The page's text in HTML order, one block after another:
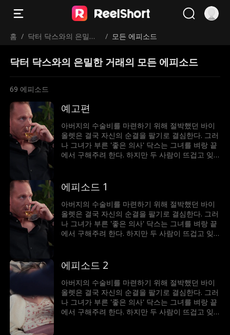
홈 / 닥터 닥스와의 은밀한
/ 모든 에피소드
닥터 닥스와의 은밀한 거래의 모든 에피소드
69 에피소드
예고편
아버지의 수술비를 마련하기 위해 절박했던 바이
올렛은 결국 자신의 순결을 팔기로 결심한다. 그러
나 그녀가 부른 '좋은 의사' 닥스는 그녀를 벼랑 끝
에서 구해주려 한다. 하지만 두 사람이 뜨겁고 잊
끌리게 된다. 서로의 가장 어두운 비밀이 드러났을
때, 과연 그들의 위태로운 관계는 살아남을 수 있
을까?
에피소드 1
아버지의 수술비를 마련하기 위해 절박했던 바이
올렛은 결국 자신의 순결을 팔기로 결심한다. 그러
나 그녀가 부른 '좋은 의사' 닥스는 그녀를 벼랑 끝
에서 구해주려 한다. 하지만 두 사람이 뜨겁고 잊
끌리게 된다. 서로의 가장 어두운 비밀이 드러났을
때, 과연 그들의 위태로운 관계는 살아남을 수 있
을까?
에피소드 2
아버지의 수술비를 마련하기 위해 절박했던 바이
올렛은 결국 자신의 순결을 팔기로 결심한다. 그러
나 그녀가 부른 '좋은 의사' 닥스는 그녀를 벼랑 끝
에서 구해주려 한다. 하지만 두 사람이 뜨겁고 잊